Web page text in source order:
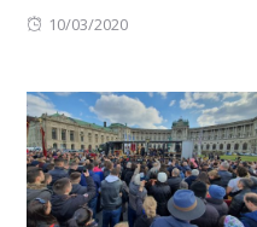
Posted
10/03/2020